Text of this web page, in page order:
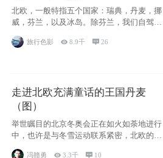
北欧，一般特指五个国家：瑞典，丹麦，挪
威，芬兰，以及冰岛。除芬兰，我们自驾游
旅行色影 8.9千 26
走进北欧充满童话的王国丹麦
（图）
举世瞩目的北京冬奥会正在如火如荼地进行
中，也许是与冬雪运动联系紧密，北欧的一
些国家因
冯赣勇 3.3千  10